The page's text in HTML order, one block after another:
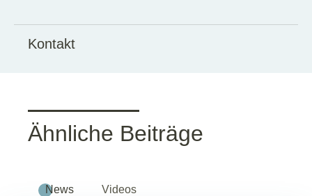
Kontakt
Ähnliche Beiträge
News Videos